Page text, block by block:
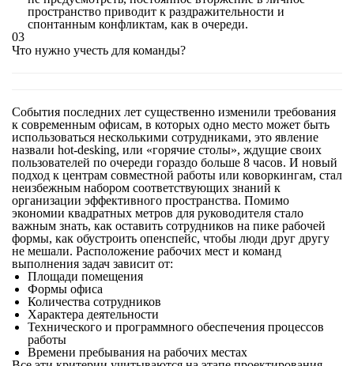
пространство приводит к раздражительности и
спонтанным конфликтам, как в очереди.
03
Что нужно учесть для команды?
События последних лет существенно изменили требования
к современным офисам, в которых одно место может быть
использоваться несколькими сотрудниками, это явление
назвали hot-desking, или «горячие столы», ждущие своих
пользователей по очереди гораздо больше 8 часов. И новый
подход к центрам совместной работы или коворкингам, стал
неизбежным набором соответствующих знаний к
организации эффективного пространства. Помимо
экономии квадратных метров для руководителя стало
важным знать, как оставить сотрудников на пике рабочей
формы, как обустроить опенспейс, чтобы люди друг другу
не мешали. Расположение рабочих мест и команд
выполнения задач зависит от:
Площади помещения
Формы офиса
Количества сотрудников
Характера деятельности
Технического и программного обеспечения процессов
работы
Времени пребывания на рабочих местах